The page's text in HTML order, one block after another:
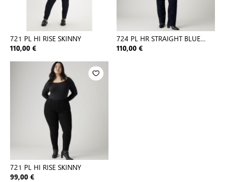
721 PL HI RISE SKINNY
110,00 €
724 PL HR STRAIGHT BLUE
WAVE R
110,00 €
721 PL HI RISE SKINNY
99,00 €